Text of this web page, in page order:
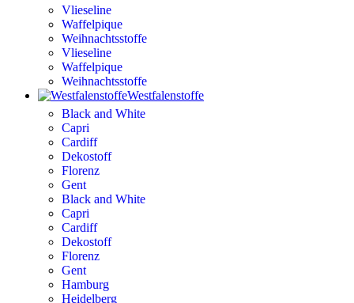
Vlieseline
Waffelpique
Weihnachtsstoffe
Vlieseline
Waffelpique
Weihnachtsstoffe
Westfalenstoffe
Black and White
Capri
Cardiff
Dekostoff
Florenz
Gent
Black and White
Capri
Cardiff
Dekostoff
Florenz
Gent
Hamburg
Heidelberg